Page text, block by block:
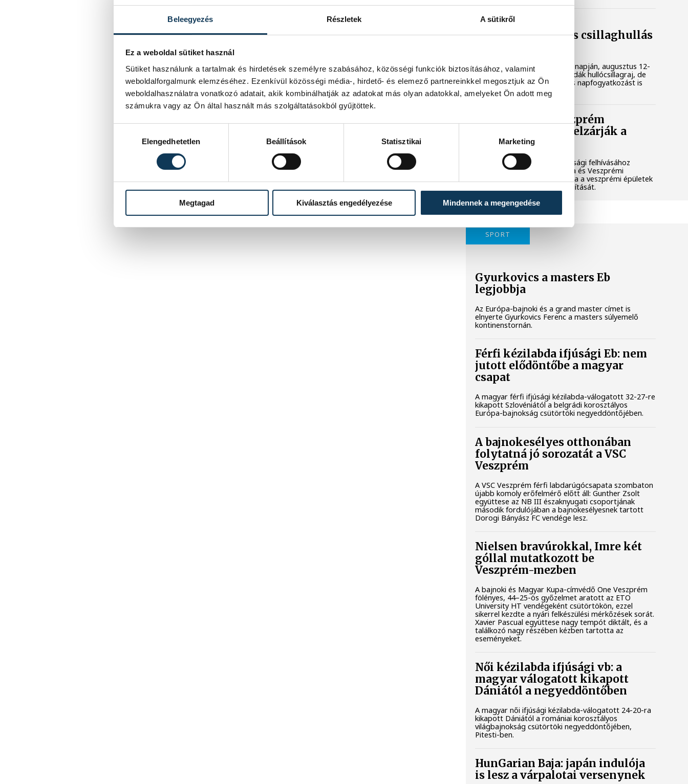
Beleegyezés Részletek A sütikről
Ez a weboldal sütiket használ
Sütiket használunk a tartalmak és hirdetések személyre szabásához, közösségi funkciók biztosításához, valamint
weboldalforgalmunk elemzéséhez. Ezenkívül közösségi média-, hirdető- és elemező partnereinkkel megosztjuk az Ön
weboldalhasználatra vonatkozó adatait, akik kombinálhatják az adatokat más olyan adatokkal, amelyeket Ön adott meg
számukra vagy az Ön által használt más szolgáltatásokból gyűjtöttek.
Elengedhetetlen
Beállítások Statisztikai Marketing
Megtagad Kiválasztás engedélyezése Mindennek a megengedése
Augusztus 12-én
napfogyatkozás és csillaghullás
Az év legsűrűbb csillagászati napján, augusztus 12-
én éjjel tetőzik majd a Perseidák hullócsillagraj, de
ugyanezen a napon részleges napfogyatkozást is
meg lehet majd figyelni.
Lekapcsolják Veszprém
díszkivilágítását, elzárják a
szökőkutakat
A kormány energiatakarékossági felhívásához
csatlakozva Veszprém városa és Veszprémi
Főegyházmegye is lekapcsolta a veszprémi épületek
és nevezetességek díszkivilágítását.
SPORT
Gyurkovics a masters Eb
legjobbja
Az Európa-bajnoki és a grand master címet is
elnyerte Gyurkovics Ferenc a masters súlyemelő
kontinenstornán.
Férfi kézilabda ifjúsági Eb: nem
jutott elődöntőbe a magyar
csapat
A magyar férfi ifjúsági kézilabda-válogatott 32-27-re
kikapott Szlovéniától a belgrádi korosztályos
Európa-bajnokság csütörtöki negyeddöntőjében.
A bajnokesélyes otthonában
folytatná jó sorozatát a VSC
Veszprém
A VSC Veszprém férfi labdarúgócsapata szombaton
újabb komoly erőfelmérő előtt áll: Gunther Zsolt
együttese az NB III északnyugati csoportjának
második fordulójában a bajnokesélyesnek tartott
Dorogi Bányász FC vendége lesz.
Nielsen bravúrokkal, Imre két
góllal mutatkozott be
Veszprém-mezben
A bajnoki és Magyar Kupa-címvédő One Veszprém
fölényes, 44–25-ös győzelmet aratott az ETO
University HT vendégeként csütörtökön, ezzel
sikerrel kezdte a nyári felkészülési mérkőzések sorát.
Xavier Pascual együttese nagy tempót diktált, és a
találkozó nagy részében kézben tartotta az
eseményeket.
Női kézilabda ifjúsági vb: a
magyar válogatott kikapott
Dániától a negyeddöntőben
A magyar női ifjúsági kézilabda-válogatott 24-20-ra
kikapott Dániától a romániai korosztályos
világbajnokság csütörtöki negyeddöntőjében,
Pitesti-ben.
HunGarian Baja: japán indulója
is lesz a várpalotai versenynek